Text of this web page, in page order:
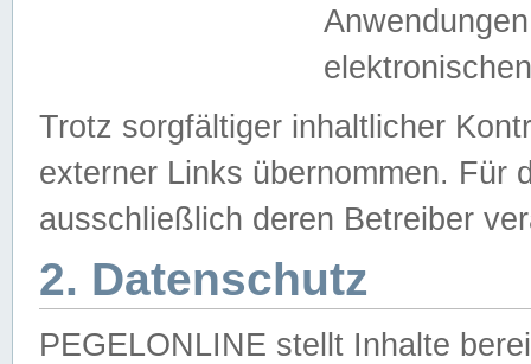
Trotz sorgfältiger inhaltlicher
externer Links übernommen. Für
ausschließlich deren Betreiber
2. Datenschutz
PEGELONLINE stellt Inhalte